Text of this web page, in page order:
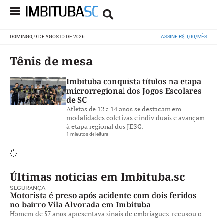
DOMINGO, 9 DE AGOSTO DE 2026 ASSINE R$ 0,00/MÊS
Tênis de mesa
Imbituba conquista títulos na etapa
microrregional dos Jogos Escolares
de SC
Atletas de 12 a 14 anos se destacam em
modalidades coletivas e individuais e avançam
à etapa regional dos JESC.
1 minutos de leitura
Últimas notícias em Imbituba.sc
SEGURANÇA
Motorista é preso após acidente com dois feridos
no bairro Vila Alvorada em Imbituba
Homem de 57 anos apresentava sinais de embriaguez, recusou o